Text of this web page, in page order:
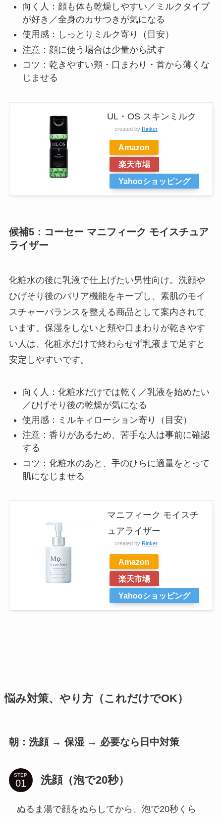
向く人：顔も体も乾燥しやすい／ミルクタイプ
が好き／全身のカサつきが気になる
使用感：しっとりミルク寄り（目安）
注意：顔に使う場合は少量から試す
コツ：乾きやすい頬・口まわり・首から薄くな
じませる
UL・OS スキンミルク
created by Rinker
Amazon
楽天市場
Yahooショッピング
候補5：コーセー マニフィーク モイスチュア
ライザー
化粧水の後に乳液で仕上げたい男性向け。洗顔や
ひげそり後のバリア機能をキープし、素肌のモイ
スチャーバランスを整える商品として案内されて
います。保湿をしないと頬や口まわりが乾きやす
い人は、化粧水だけで終わらせず乳液まで足すと
安定しやすいです。
向く人：化粧水だけでは乾く／乳液を始めたい
／ひげそり後の乾燥が気になる
使用感：ミルキィローション寄り（目安）
注意：香りがあるため、苦手な人は事前に確認
する
コツ：化粧水のあと、手のひらに適量をとって
肌になじませる
マニフィーク モイスチ
ュアライザー
created by Rinker
Amazon
楽天市場
Yahooショッピング
悩み対策、やり方（これだけでOK）
朝：洗顔 → 保湿 → 必要なら日中対策
STEP 洗顔（泡で20秒）
ぬるま湯で顔をぬらしてから、泡で20秒くら